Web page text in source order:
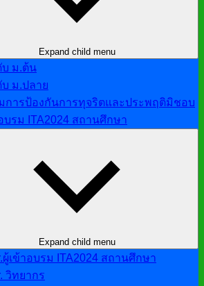
Expand child menu
บ ม.ต้น
บ ม.ปลาย
การป้องกันการทุจริตและประพฤติมิชอบ
บรม ITA2024 สถานศึกษา
Expand child menu
ผู้เข้าอบรม ITA2024 สถานศึกษา
วิทยากร